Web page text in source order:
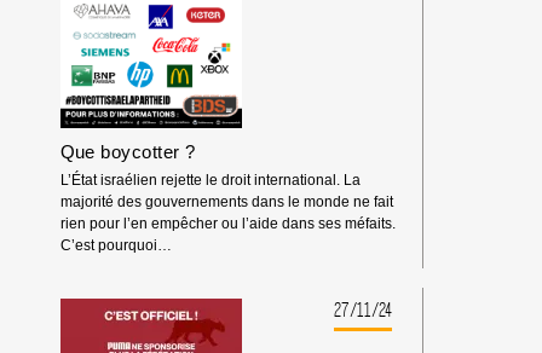
Que boycotter ?
L’État israélien rejette le droit international. La
majorité des gouvernements dans le monde ne fait
rien pour l’en empêcher ou l’aide dans ses méfaits.
C’est pourquoi…
27/11/24